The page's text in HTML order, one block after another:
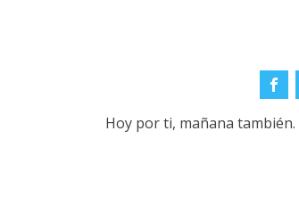
Hoy por ti, mañana también.